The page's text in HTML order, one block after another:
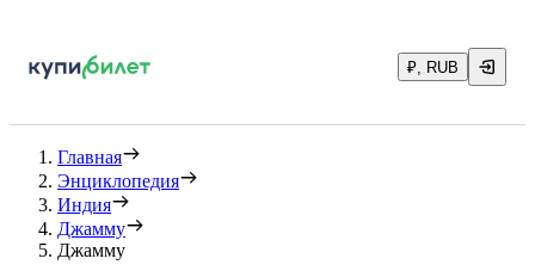
₽, RUB
Главная
Энциклопедия
Индия
Джамму
Джамму